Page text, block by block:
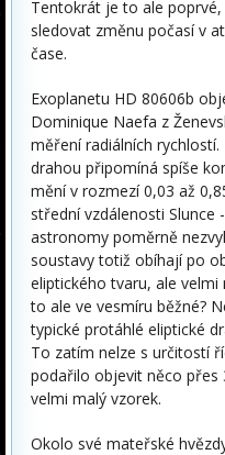
Tentokrát je to ale
sledovat změnu počasí v
čase.
Exoplanetu HD 80606b
Dominique Naefa z
měření radiálních
drahou připomíná spíše
mění v rozmezí 0,03 až
střední vzdálenosti
astronomy poměrně
soustavy totiž obíhají po
eliptického tvaru, ale
to ale ve vesmíru běžné?
typické protáhlé eliptické
To zatím nelze s určitostí
podařilo objevit něco přes
velmi malý vzorek.
Okolo své mateřské